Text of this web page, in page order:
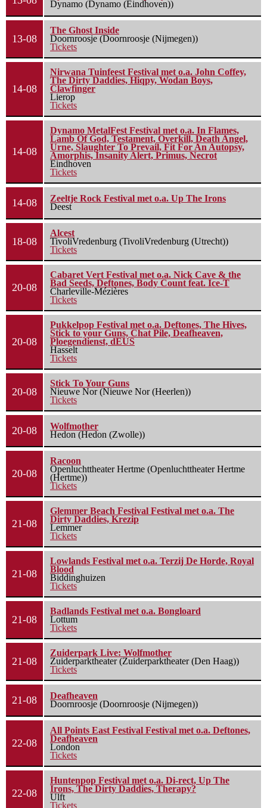
Dynamo (Dynamo (Eindhoven))
13-08
The Ghost Inside
Doornroosje (Doornroosje (Nijmegen))
Tickets
14-08
Nirwana Tuinfeest Festival met o.a. John Coffey,
The Dirty Daddies, Hiqpy, Wodan Boys,
Clawfinger
Lierop
Tickets
14-08
Dynamo MetalFest Festival met o.a. In Flames,
Lamb Of God, Testament, Overkill, Death Angel,
Urne, Slaughter To Prevail, Fit For An Autopsy,
Amorphis, Insanity Alert, Primus, Necrot
Eindhoven
Tickets
14-08
Zeeltje Rock Festival met o.a. Up The Irons
Deest
18-08
Alcest
TivoliVredenburg (TivoliVredenburg (Utrecht))
Tickets
20-08
Cabaret Vert Festival met o.a. Nick Cave & the
Bad Seeds, Deftones, Body Count feat. Ice-T
Charleville-Mézières
Tickets
20-08
Pukkelpop Festival met o.a. Deftones, The Hives,
Stick to your Guns, Chat Pile, Deafheaven,
Ploegendienst, dEUS
Hasselt
Tickets
20-08
Stick To Your Guns
Nieuwe Nor (Nieuwe Nor (Heerlen))
Tickets
20-08
Wolfmother
Hedon (Hedon (Zwolle))
20-08
Racoon
Openluchttheater Hertme (Openluchttheater Hertme
(Hertme))
Tickets
21-08
Glemmer Beach Festival Festival met o.a. The
Dirty Daddies, Krezip
Lemmer
Tickets
21-08
Lowlands Festival met o.a. Terzij De Horde, Royal
Blood
Biddinghuizen
Tickets
21-08
Badlands Festival met o.a. Bongloard
Lottum
Tickets
21-08
Zuiderpark Live: Wolfmother
Zuiderparktheater (Zuiderparktheater (Den Haag))
Tickets
21-08
Deafheaven
Doornroosje (Doornroosje (Nijmegen))
22-08
All Points East Festival Festival met o.a. Deftones,
Deafheaven
London
Tickets
22-08
Huntenpop Festival met o.a. Di-rect, Up The
Irons, The Dirty Daddies, Therapy?
Ulft
Tickets